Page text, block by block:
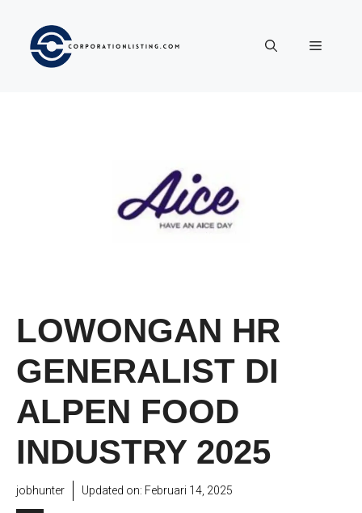
Menu
LOWONGAN HR
GENERALIST DI
ALPEN FOOD
INDUSTRY 2025
jobhunter Updated on: Februari 14, 2025